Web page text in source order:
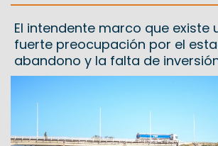
El intendente marco que existe
fuerte preocupación por el
abandono y la falta de